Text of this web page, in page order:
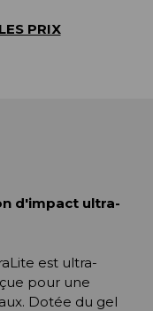
PRIX
d'impact ultra-
est ultra-
pour une
Dotée du gel